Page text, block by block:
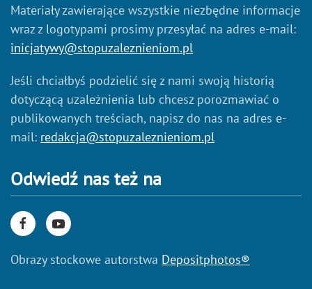
Materiały zawierające wszystkie niezbędne informacje
wraz z logotypami prosimy przesyłać na adres e-mail:
inicjatywy@stopuzaleznieniom.pl
Jeśli chciałbyś podzielić się z nami swoją historią
dotyczącą uzależnienia lub chcesz porozmawiać o
publikowanych treściach, napisz do nas na adres e-
mail: redakcja@stopuzaleznieniom.pl
Odwiedź nas też na
Obrazy stockowe autorstwa Depositphotos®